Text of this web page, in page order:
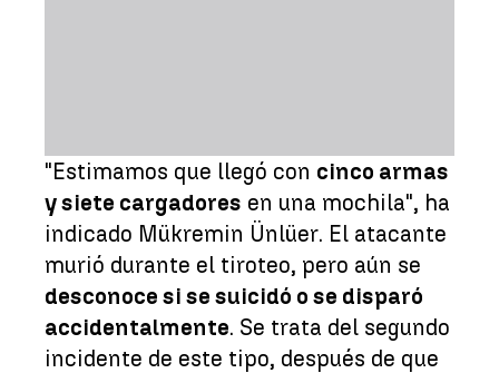
"Estimamos que llegó con cinco armas
y siete cargadores en una mochila", ha
indicado Mükremin Ünlüer. El atacante
murió durante el tiroteo, pero aún se
desconoce si se suicidó o se disparó
accidentalmente. Se trata del segundo
incidente de este tipo, después de que